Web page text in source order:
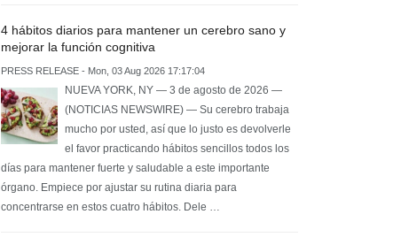
4 hábitos diarios para mantener un cerebro sano y
mejorar la función cognitiva
PRESS RELEASE - Mon, 03 Aug 2026 17:17:04
NUEVA YORK, NY — 3 de agosto de 2026 —
(NOTICIAS NEWSWIRE) — Su cerebro trabaja
mucho por usted, así que lo justo es devolverle
el favor practicando hábitos sencillos todos los
días para mantener fuerte y saludable a este importante
órgano. Empiece por ajustar su rutina diaria para
concentrarse en estos cuatro hábitos. Dele …